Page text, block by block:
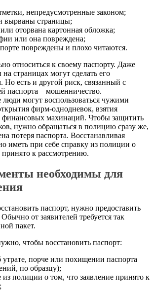
непредусмотренные законом;
вырваны страницы;
оторвана картонная обложка;
или она повреждена;
повреждены и плохо читаются.
относиться к своему паспорту. Даже
страницах могут сделать его
Но есть и другой риск, связанный с
паспорта – мошенничество.
могут воспользоваться чужими
фирм-однодневок, взятия
финансовых махинаций. Чтобы защитить
нужно обращаться в полицию сразу же,
потеря паспорта. Восстанавливая
иметь при себе справку из полиции о
принято к рассмотрению.
необходимы для
паспорт, нужно предоставить
от заявителей требуется так
пакет.
чтобы восстановить паспорт:
утрате, порче или похищении паспорта
по образцу);
полиции о том, что заявление принято к